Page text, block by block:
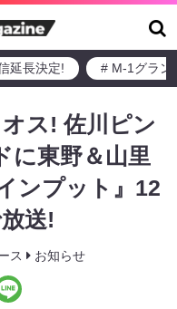
延長決定! # M-1グラン
ス! 佐川ピン
に東野＆山里
ンプット』12
送!
ス お知らせ